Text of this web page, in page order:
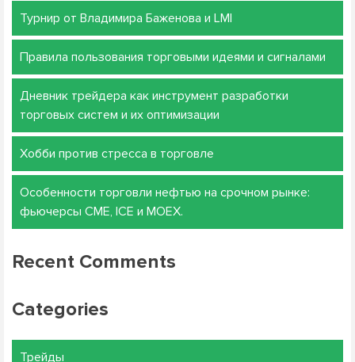
Турнир от Владимира Баженова и LMI
Правила пользования торговыми идеями и сигналами
Дневник трейдера как инструмент разработки
торговых систем и их оптимизации
Хобби против стресса в торговле
Особенности торговли нефтью на срочном рынке:
фьючерсы CME, ICE и MOEX.
Recent Comments
Categories
Трейды